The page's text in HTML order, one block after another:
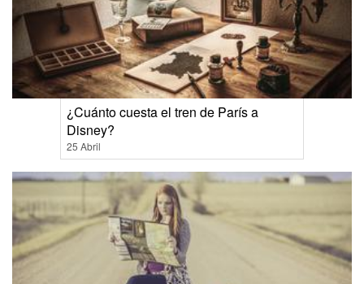
¿Cuánto cuesta el tren de París a
Disney?
25 Abril